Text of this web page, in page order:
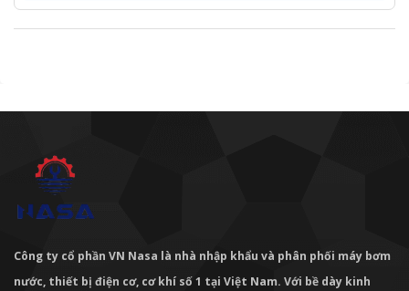
Công ty cổ phần VN Nasa là nhà nhập khẩu và phân phối máy bơm
nước, thiết bị điện cơ, cơ khí số 1 tại Việt Nam. Với bề dày kinh